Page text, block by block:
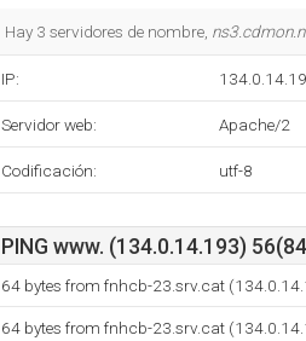
Hay 3 servidores de nombre,
IP:
Servidor web: Apache/2
Codificación: utf-8
PING www. (134.0.14.193)
64 bytes from fnhcb-23.srv.cat
64 bytes from fnhcb-23.srv.cat